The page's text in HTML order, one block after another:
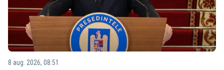
8 aug. 2026, 08:51